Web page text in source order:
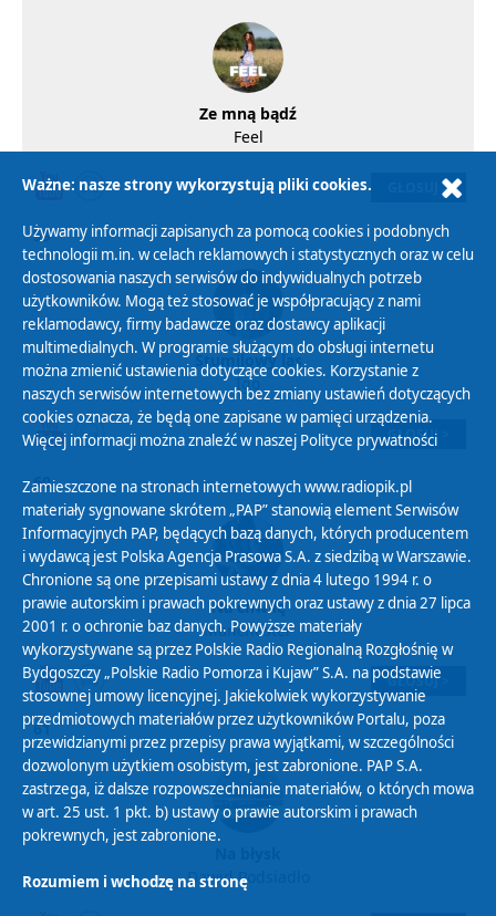
Ze mną bądź
Feel
GŁOSUJ >
59
Stumilowy las
Igo
GŁOSUJ >
60
Na chwilę
Manchester
GŁOSUJ >
61
Dawid Podsiadło
Ważne: nasze strony wykorzystują pliki cookies.
Używamy informacji zapisanych za pomocą cookies i podobnych
technologii m.in. w celach reklamowych i statystycznych oraz w celu
dostosowania naszych serwisów do indywidualnych potrzeb
użytkowników. Mogą też stosować je współpracujący z nami
reklamodawcy, firmy badawcze oraz dostawcy aplikacji
multimedialnych. W programie służącym do obsługi internetu
można zmienić ustawienia dotyczące cookies. Korzystanie z
naszych serwisów internetowych bez zmiany ustawień dotyczących
cookies oznacza, że będą one zapisane w pamięci urządzenia.
Więcej informacji można znaleźć w naszej Polityce prywatności
Zamieszczone na stronach internetowych www.radiopik.pl
materiały sygnowane skrótem „PAP” stanowią element Serwisów
Informacyjnych PAP, będących bazą danych, których producentem
i wydawcą jest Polska Agencja Prasowa S.A. z siedzibą w Warszawie.
Chronione są one przepisami ustawy z dnia 4 lutego 1994 r. o
prawie autorskim i prawach pokrewnych oraz ustawy z dnia 27 lipca
2001 r. o ochronie baz danych. Powyższe materiały
wykorzystywane są przez Polskie Radio Regionalną Rozgłośnię w
Bydgoszczy „Polskie Radio Pomorza i Kujaw” S.A. na podstawie
stosownej umowy licencyjnej. Jakiekolwiek wykorzystywanie
przedmiotowych materiałów przez użytkowników Portalu, poza
przewidzianymi przez przepisy prawa wyjątkami, w szczególności
dozwolonym użytkiem osobistym, jest zabronione. PAP S.A.
zastrzega, iż dalsze rozpowszechnianie materiałów, o których mowa
w art. 25 ust. 1 pkt. b) ustawy o prawie autorskim i prawach
pokrewnych, jest zabronione.
Rozumiem i wchodzę na stronę